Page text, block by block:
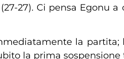
27). Ci pensa Egonu
la
la prima